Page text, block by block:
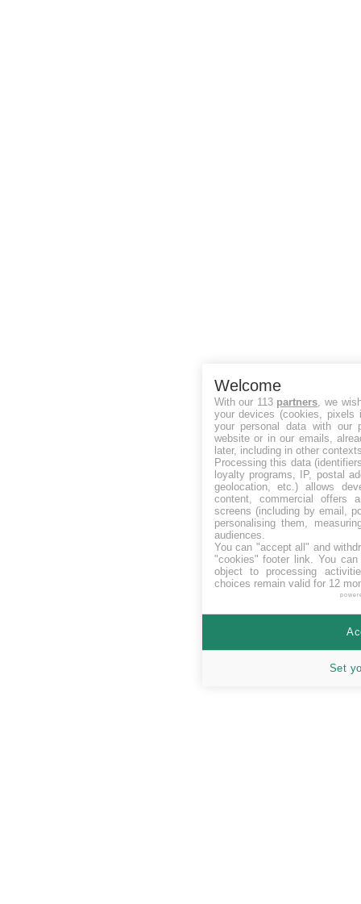
Welcome
With our 113 partners , we
your devices (cookies, pixels
your personal data with our
website or in our emails,
later, including in other
Processing this data
loyalty programs, IP, postal
geolocation, etc.) allows
content, commercial offers
screens (including by email,
personalising them,
audiences.
You can "accept all" and
"cookies" footer link . You
object to processing
choices remain valid for 12
Set